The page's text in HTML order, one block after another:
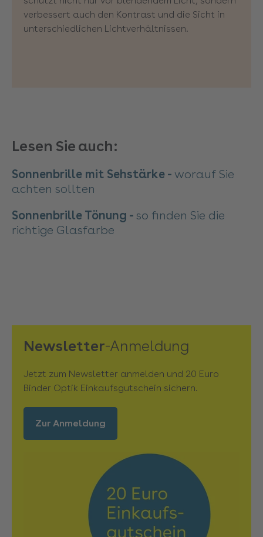
verbessert auch den Kontrast und die Sicht in
unterschiedlichen Lichtverhältnissen.
Lesen Sie auch:
Sonnenbrille mit Sehstärke - worauf Sie
achten sollten
Sonnenbrille Tönung - so finden Sie die
richtige Glasfarbe
Newsletter-Anmeldung
Jetzt zum Newsletter anmelden und 20 Euro
Binder Optik Einkaufsgutschein sichern.
Zur Anmeldung